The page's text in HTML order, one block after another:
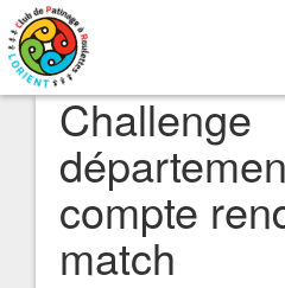
Challenge
compte
match